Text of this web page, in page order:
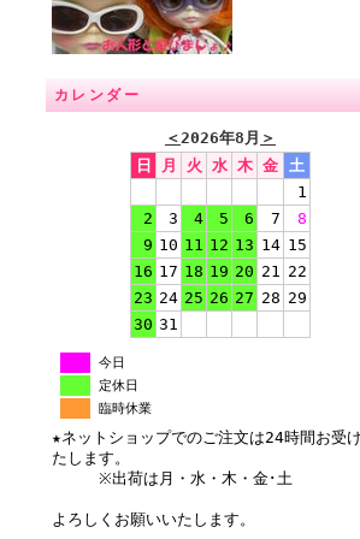
カレンダー
＜2026年8月 ＞
日
月 火 水 木 金 土
1
2
3 4 5 6 7
8
9 10 11 12 13 14 15
16 17 18 19 20 21 22
23 24 25 26 27 28 29
30 31
今日
定休日
臨時休業
★ネットショップでのご注文は24時間お受
たします。
※出荷は月・水・木・金･土
よろしくお願いいたします。